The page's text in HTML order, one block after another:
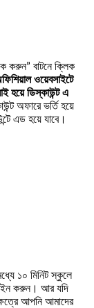
করুন” বাটনে ক্লিক
ওয়েবসাইটে
হয়ে ডিস্কাউন্ট এ
অফারে ভর্তি হয়ে
এড হয়ে যাবে।
১০ মিনিট স্কুলে
ইন করুন। আর যদি
আপনি আমাদের